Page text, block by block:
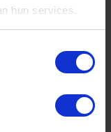
hun services.